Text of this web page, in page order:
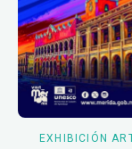
EXHIBICIÓN